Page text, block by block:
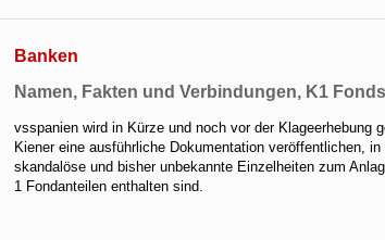
Banken
Namen, Fakten und Verbindungen, K1
vsspanien wird in Kürze und noch vor der Klageerhebung
Kiener eine ausführliche Dokumentation veröffentlichen, in
skandalöse und bisher unbekannte Einzelheiten zum
1 Fondanteilen enthalten sind.